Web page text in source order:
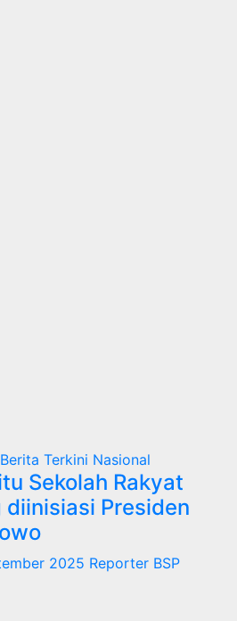
Berita Terkini Nasional
Sekolah Rakyat
diinisiasi Presiden
2025 Reporter BSP